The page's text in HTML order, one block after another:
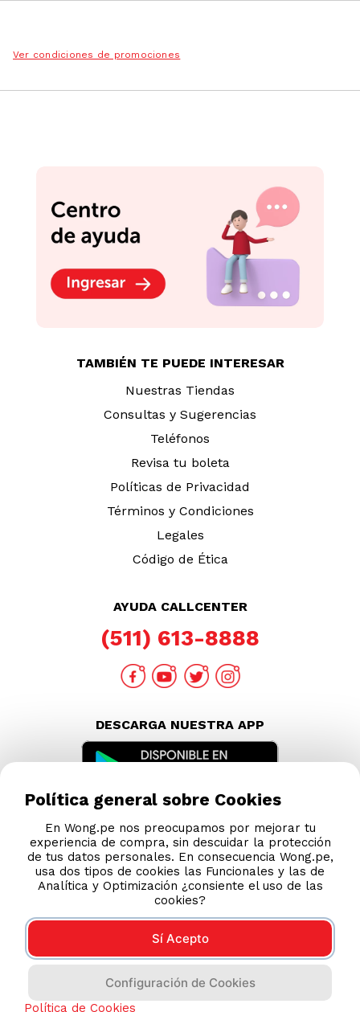
Ver condiciones de promociones
TAMBIÉN TE PUEDE INTERESAR
Nuestras Tiendas
Consultas y Sugerencias
Teléfonos
Revisa tu boleta
Políticas de Privacidad
Términos y Condiciones
Legales
Código de Ética
AYUDA CALLCENTER
(511) 613-8888
DESCARGA NUESTRA APP
Esta tienda usa Niubiz para realizar transacciones
Política general sobre Cookies
En Wong.pe nos preocupamos por mejorar tu
experiencia de compra, sin descuidar la protección
de tus datos personales. En consecuencia Wong.pe,
usa dos tipos de cookies las Funcionales y las de
Analítica y Optimización ¿consiente el uso de las
cookies?
Sí Acepto
Configuración de Cookies
Política de Cookies